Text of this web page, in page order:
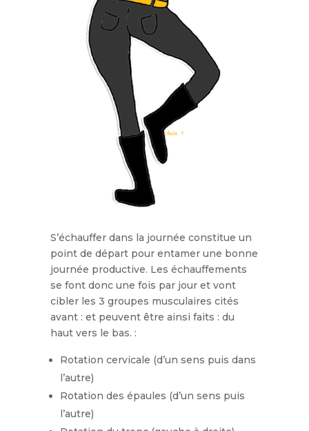
S’échauffer dans la journée constitue un
point de départ pour entamer une bonne
journée productive. Les échauffements
se font donc une fois par jour et vont
cibler les 3 groupes musculaires cités
avant : et peuvent être ainsi faits : du
haut vers le bas. :
Rotation cervicale (d’un sens puis dans
l’autre)
Rotation des épaules (d’un sens puis
l’autre)